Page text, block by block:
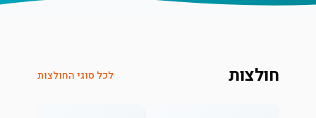
חולצות לכל סוגי החולצות